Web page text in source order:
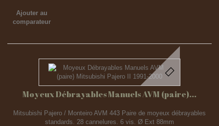
Ajouter au
comparateur
Moyeux Débrayables Manuels AVM (paire)...
Mitsubishi Pajero / Monteiro AVM 443 Paire de moyeux débrayables
standards. 28 cannelures. 6 vis. Ø Ext 88mm